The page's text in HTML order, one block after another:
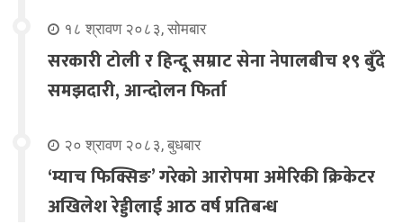
१८ श्रावण २०८३, सोमबार
सरकारी टोली र हिन्दू सम्राट सेना नेपालबीच १९ बुँदे
समझदारी, आन्दोलन फिर्ता
२० श्रावण २०८३, बुधबार
‘म्याच फिक्सिङ’ गरेको आरोपमा अमेरिकी क्रिकेटर
अखिलेश रेड्डीलाई आठ वर्ष प्रतिबन्ध